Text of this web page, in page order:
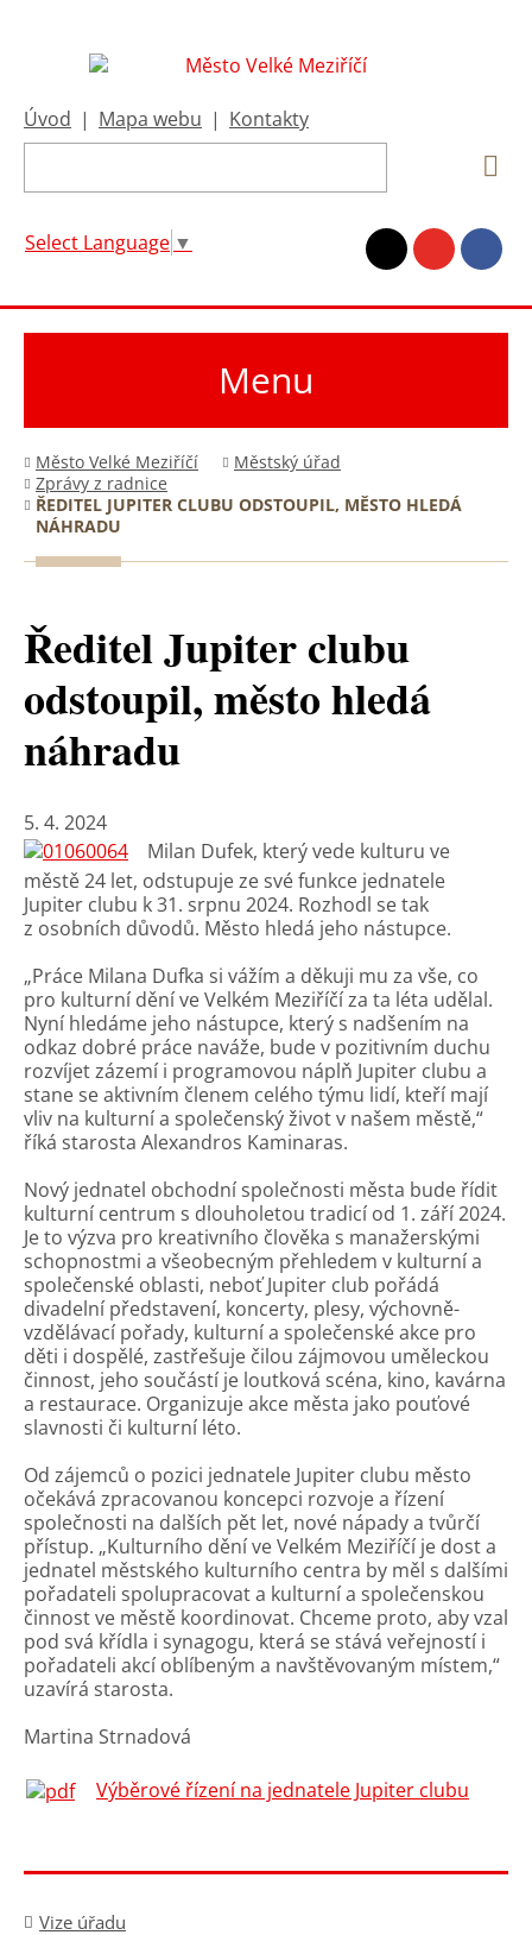
Úvod | Mapa webu | Kontakty
Select Language ▼
Menu
Město Velké Meziříčí
Městský úřad
Zprávy z radnice
ŘEDITEL JUPITER CLUBU ODSTOUPIL, MĚSTO HLEDÁ
NÁHRADU
Ředitel Jupiter clubu
odstoupil, město hledá
náhradu
5. 4. 2024
Milan Dufek, který vede kulturu ve
městě 24 let, odstupuje ze své funkce jednatele
Jupiter clubu k 31. srpnu 2024. Rozhodl se tak
z osobních důvodů. Město hledá jeho nástupce.
„Práce Milana Dufka si vážím a děkuji mu za vše, co
pro kulturní dění ve Velkém Meziříčí za ta léta udělal.
Nyní hledáme jeho nástupce, který s nadšením na
odkaz dobré práce naváže, bude v pozitivním duchu
rozvíjet zázemí i programovou náplň Jupiter clubu a
stane se aktivním členem celého týmu lidí, kteří mají
vliv na kulturní a společenský život v našem městě,“
říká starosta Alexandros Kaminaras.
Nový jednatel obchodní společnosti města bude řídit
kulturní centrum s dlouholetou tradicí od 1. září 2024.
Je to výzva pro kreativního člověka s manažerskými
schopnostmi a všeobecným přehledem v kulturní a
společenské oblasti, neboť Jupiter club pořádá
divadelní představení, koncerty, plesy, výchovně-
vzdělávací pořady, kulturní a společenské akce pro
děti i dospělé, zastřešuje čilou zájmovou uměleckou
činnost, jeho součástí je loutková scéna, kino, kavárna
a restaurace. Organizuje akce města jako pouťové
slavnosti či kulturní léto.
Od zájemců o pozici jednatele Jupiter clubu město
očekává zpracovanou koncepci rozvoje a řízení
společnosti na dalších pět let, nové nápady a tvůrčí
přístup. „Kulturního dění ve Velkém Meziříčí je dost a
jednatel městského kulturního centra by měl s dalšími
pořadateli spolupracovat a kulturní a společenskou
činnost ve městě koordinovat. Chceme proto, aby vzal
pod svá křídla i synagogu, která se stává veřejností i
pořadateli akcí oblíbeným a navštěvovaným místem,“
uzavírá starosta.
Martina Strnadová
Výběrové řízení na jednatele Jupiter clubu
Vize úřadu